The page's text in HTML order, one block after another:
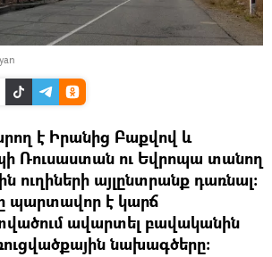
է Իրանից Բաքվով և
Ռուսաստան ու Եվրոպա տանող
ուղիների այլընտրանք դառնալ։
պարտավոր է կարճ
ավարտել բավականին
նախագծերը։